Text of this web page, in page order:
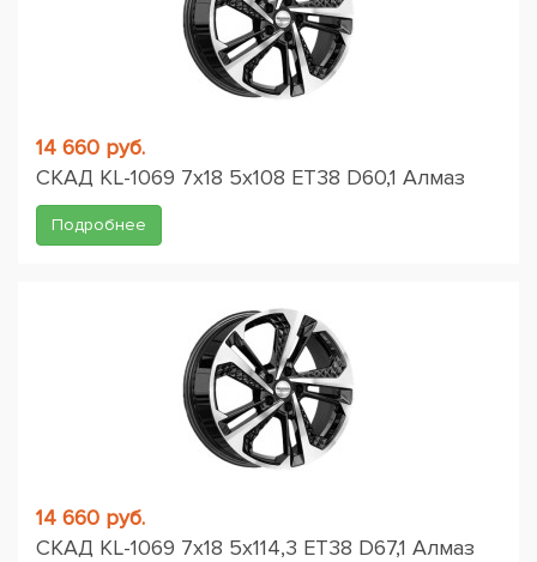
14 660 руб.
СКАД KL-1069 7x18 5x108 ET38 D60,1 Алмаз
Подробнее
14 660 руб.
СКАД KL-1069 7x18 5x114,3 ET38 D67,1 Алмаз